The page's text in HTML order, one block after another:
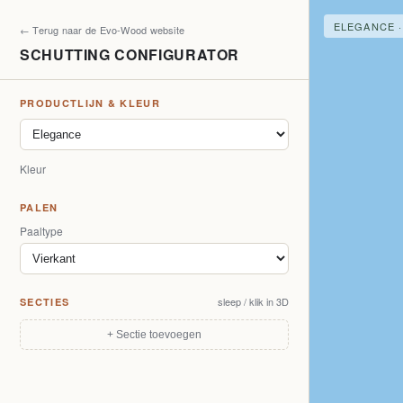
← Terug naar de Evo-Wood website
SCHUTTING CONFIGURATOR
PRODUCTLIJN & KLEUR
Kleur
PALEN
Paaltype
SECTIES sleep / klik in 3D
+ Sectie toevoegen
ELEGANCE